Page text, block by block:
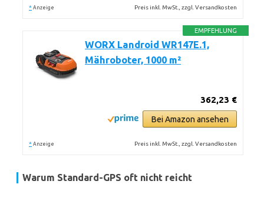
* Anzeige Preis inkl. MwSt., zzgl. Versandkosten
EMPFEHLUNG
WORX Landroid WR147E.1,
Mähroboter, 1000 m²
362,23 €
Bei Amazon ansehen
* Anzeige Preis inkl. MwSt., zzgl. Versandkosten
Warum Standard-GPS oft nicht reicht